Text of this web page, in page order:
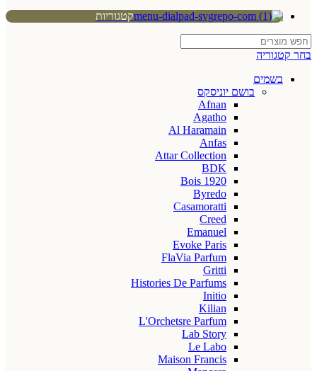
קטגוריות
בחר קטגוריה
בשמים
בושם יוניסקס
Afnan
Agatho
Al Haramain
Anfas
Attar Collection
BDK
Bois 1920
Byredo
Casamoratti
Creed
Emanuel
Evoke Paris
FlaVia Parfum
Gritti
Histories De Parfums
Initio
Kilian
L'Orchetsre Parfum
Lab Story
Le Labo
Maison Francis